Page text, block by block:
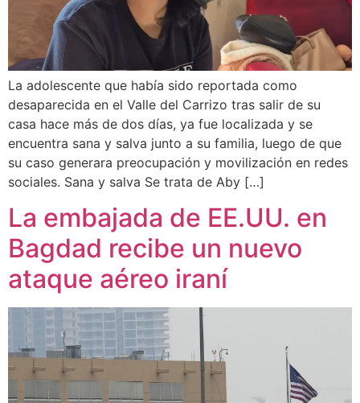
La adolescente que había sido reportada como
desaparecida en el Valle del Carrizo tras salir de su
casa hace más de dos días, ya fue localizada y se
encuentra sana y salva junto a su familia, luego de que
su caso generara preocupación y movilización en redes
sociales. Sana y salva Se trata de Aby […]
La embajada de EE.UU. en
Bagdad recibe un nuevo
ataque aéreo iraní